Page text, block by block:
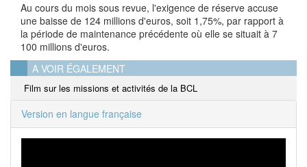
Au cours du mois sous revue, l'exigence de réserve accuse
une baisse de 124 millions d'euros, soit 1,75%, par rapport à
la période de maintenance précédente où elle se situait à 7
100 millions d'euros.
A VOIR ÉGALEMENT
Film sur les missions et activités de la BCL
Version en langue française